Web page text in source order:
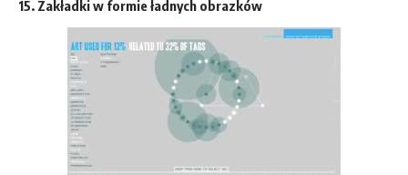
15. Zakładki w formie ładnych obrazków